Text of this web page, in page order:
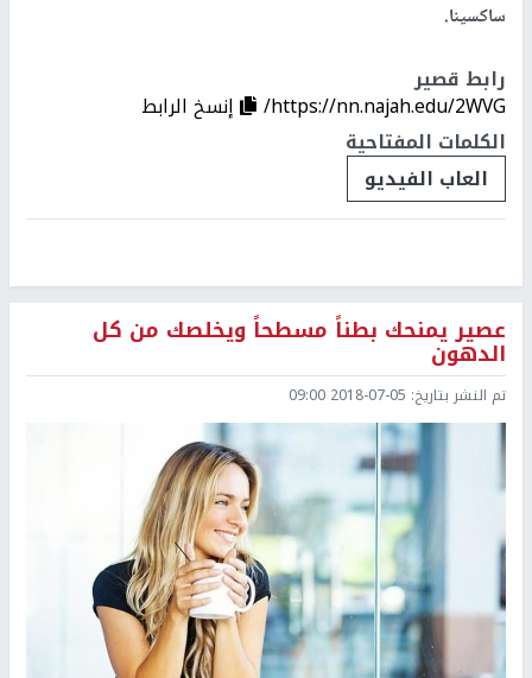
ساكسينا.
رابط قصير
https://nn.najah.edu/2WVG/
إنسخ الرابط
الكلمات المفتاحية
العاب الفيديو
عصير يمنحك بطناً مسطحاً ويخلصك من كل
الدهون
تم النشر بتاريخ: 2018-07-05 09:00